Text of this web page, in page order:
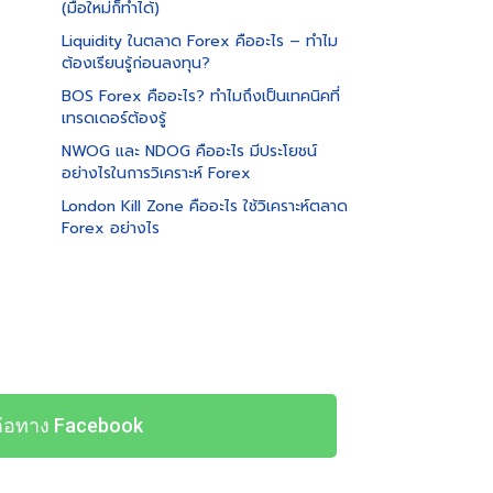
(มือใหม่ก็ทำได้)
Liquidity ในตลาด Forex คืออะไร – ทำไม
ต้องเรียนรู้ก่อนลงทุน?
BOS Forex คืออะไร? ทำไมถึงเป็นเทคนิคที่
เทรดเดอร์ต้องรู้
NWOG และ NDOG คืออะไร มีประโยชน์
อย่างไรในการวิเคราะห์ Forex
London Kill Zone คืออะไร ใช้วิเคราะห์ตลาด
Forex อย่างไร
ทาง Facebook